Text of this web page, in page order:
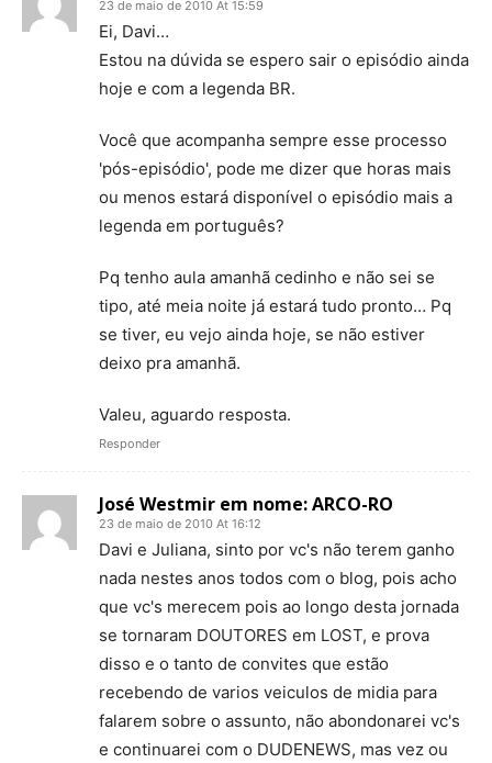
23 de maio de 2010 At 15:59
Ei, Davi…
Estou na dúvida se espero sair o episódio ainda
hoje e com a legenda BR.
Você que acompanha sempre esse processo
'pós-episódio', pode me dizer que horas mais
ou menos estará disponível o episódio mais a
legenda em português?
Pq tenho aula amanhã cedinho e não sei se
tipo, até meia noite já estará tudo pronto… Pq
se tiver, eu vejo ainda hoje, se não estiver
deixo pra amanhã.
Valeu, aguardo resposta.
Responder
José Westmir em nome: ARCO-RO
23 de maio de 2010 At 16:12
Davi e Juliana, sinto por vc's não terem ganho
nada nestes anos todos com o blog, pois acho
que vc's merecem pois ao longo desta jornada
se tornaram DOUTORES em LOST, e prova
disso e o tanto de convites que estão
recebendo de varios veiculos de midia para
falarem sobre o assunto, não abondonarei vc's
e continuarei com o DUDENEWS, mas vez ou